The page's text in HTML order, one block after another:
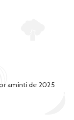
aminti de 2025